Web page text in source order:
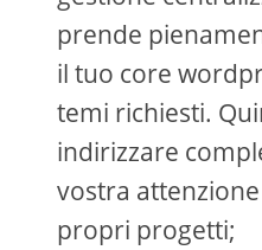
prende
il tuo core
temi richiesti.
indirizzare
vostra
propri progetti;